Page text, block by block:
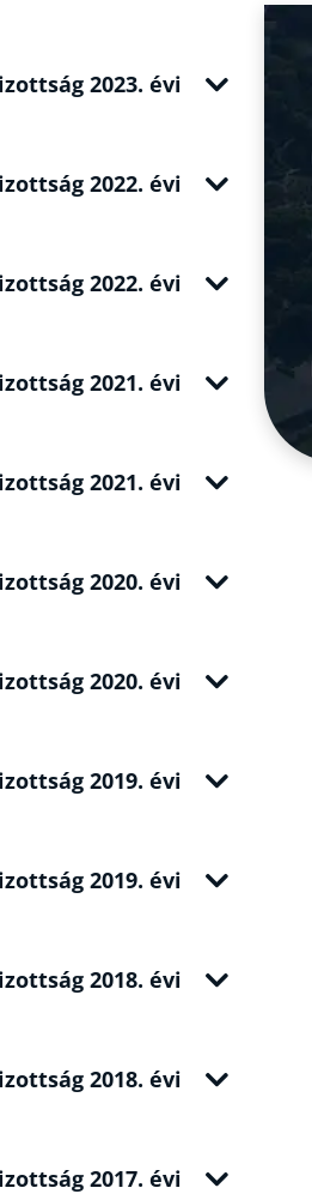
2023. évi
2022. évi
2022. évi
2021. évi
2021. évi
2020. évi
2020. évi
2019. évi
2019. évi
2018. évi
2018. évi
2017. évi